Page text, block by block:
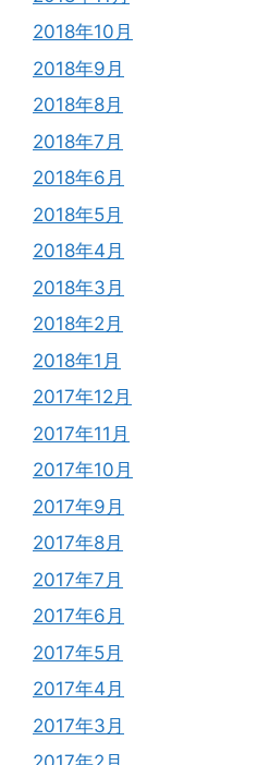
2018年10月
2018年9月
2018年8月
2018年7月
2018年6月
2018年5月
2018年4月
2018年3月
2018年2月
2018年1月
2017年12月
2017年11月
2017年10月
2017年9月
2017年8月
2017年7月
2017年6月
2017年5月
2017年4月
2017年3月